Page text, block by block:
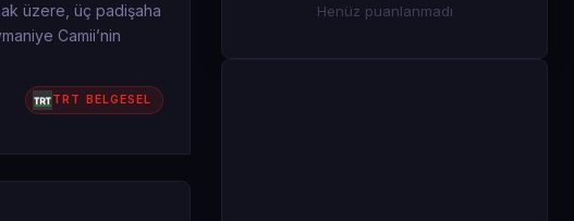
üzere, üç padişaha
Camii’nin
TRT BELGESEL
Henüz puanlanmadı